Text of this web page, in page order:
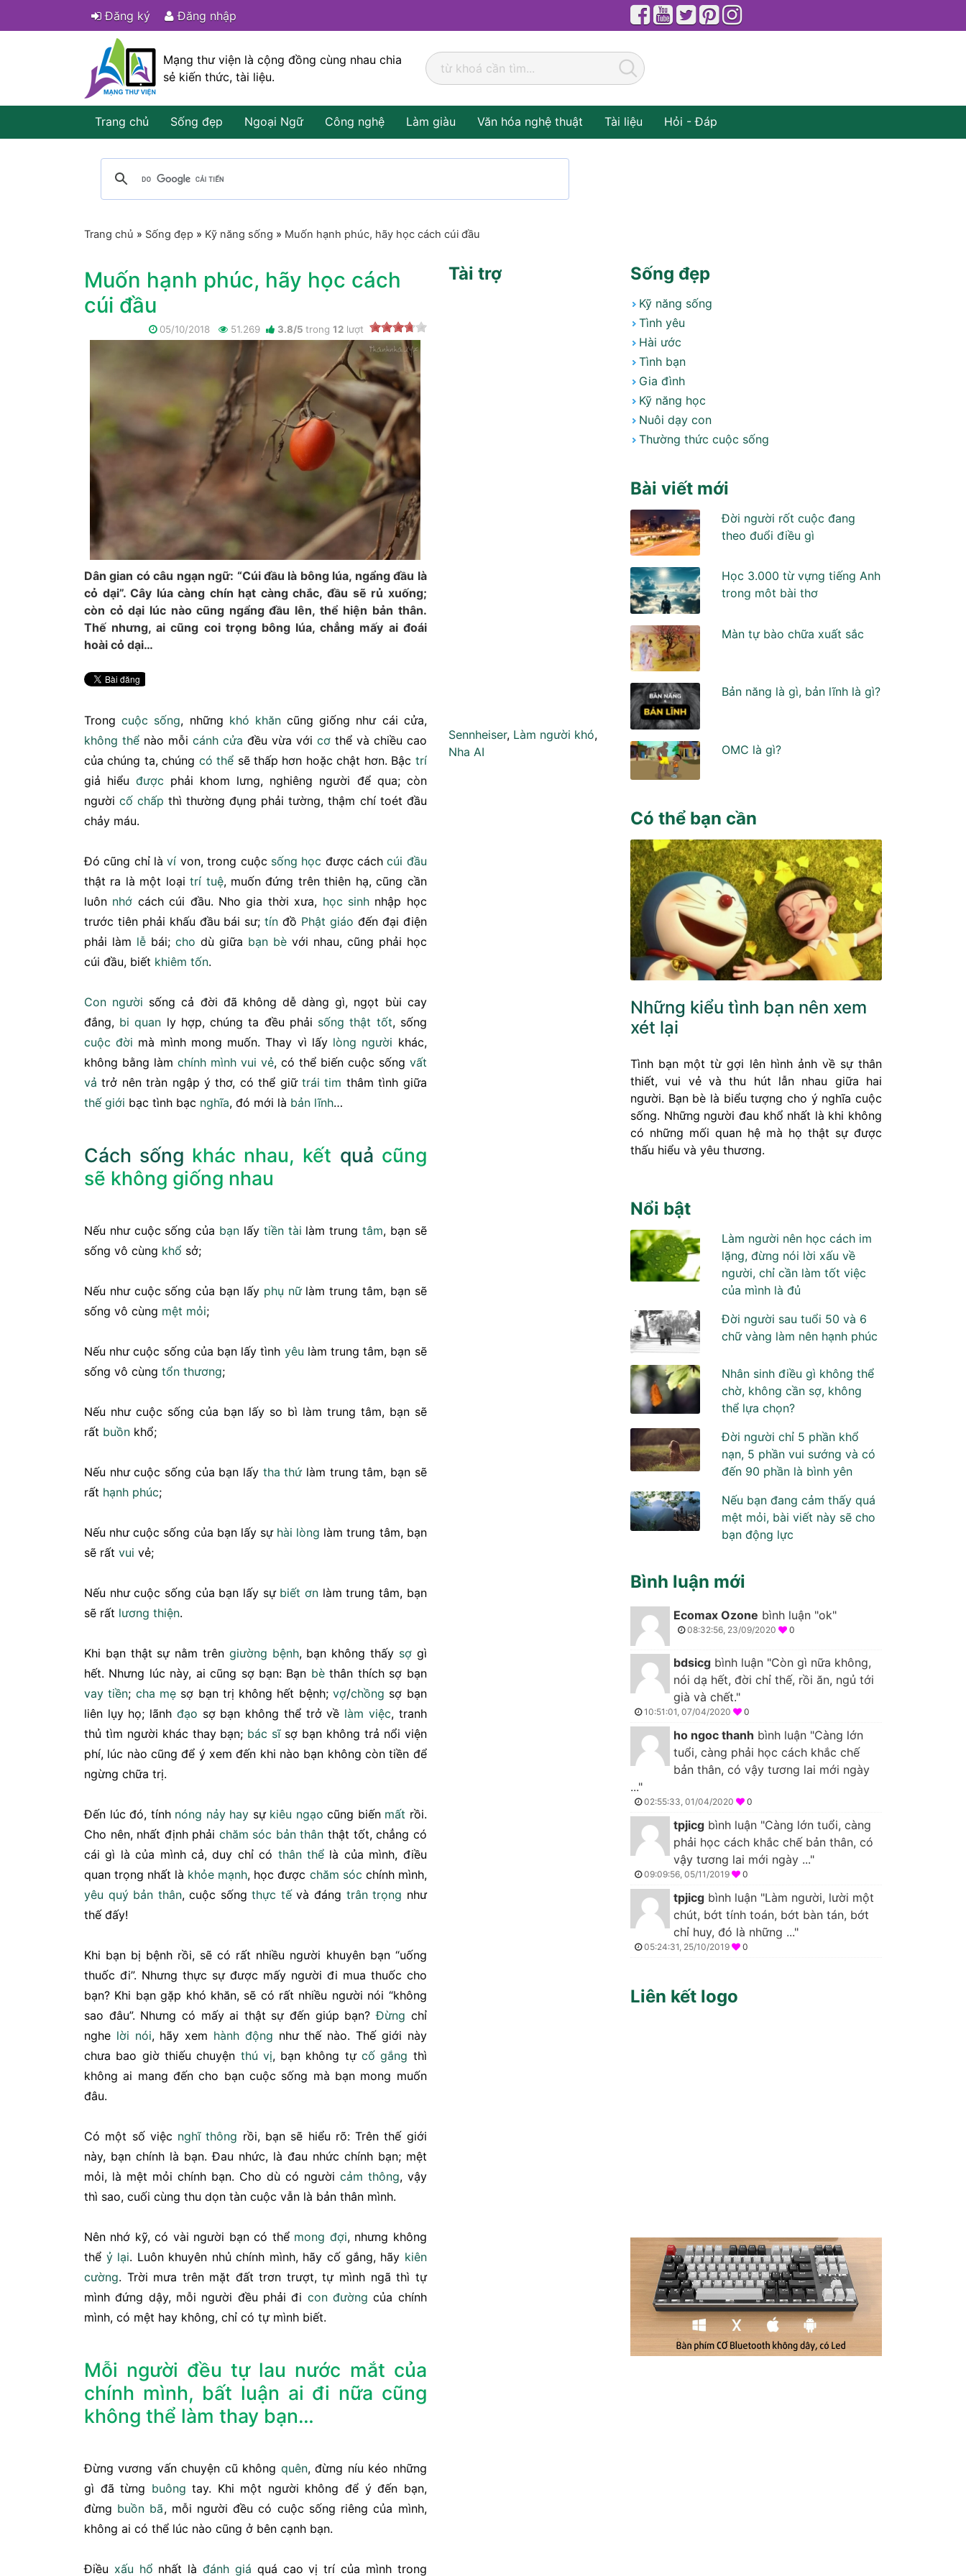
Đăng ký Đăng nhập
Mạng thư viện là cộng đồng cùng nhau chia
sẻ kiến thức, tài liệu.
Trang chủ Sống đẹp Ngoại Ngữ Công nghệ Làm giàu Văn hóa nghệ thuật Tài liệu Hỏi - Đáp
Trang chủ » Sống đẹp » Kỹ năng sống » Muốn hạnh phúc, hãy học cách cúi đầu
Muốn hạnh phúc, hãy học cách
cúi đầu
05/10/2018 51.269 3.8/5 trong 12lượt
Dân gian có câu ngạn ngữ: “Cúi đầu là bông lúa, ngẩng đầu là
cỏ dại”. Cây lúa càng chín hạt càng chắc, đầu sẽ rủ xuống;
còn cỏ dại lúc nào cũng ngẩng đầu lên, thể hiện bản thân.
Thế nhưng, ai cũng coi trọng bông lúa, chẳng mấy ai đoái
hoài cỏ dại…
Trongcuộc sống, những khó khăncũng giống như cái cửa,
không thểnào mỗi cánh cửa đều vừa với cơthể và chiều cao
của chúng ta, chúng có thể sẽ thấp hơn hoặc chật hơn. Bậc trí
giả hiểuđược phải khom lưng, nghiêng người để qua; còn
ngườicố chấp thì thường đụng phải tường, thậm chí toét đầu
chảy máu.
Đó cũng chỉ làví von, trong cuộc sống học được cáchcúi đầu
thật ra là một loạitrí tuệ, muốn đứng trên thiên hạ, cũng cần
luôn nhớ cách cúi đầu. Nho gia thời xưa, học sinhnhập học
trước tiên phải khấu đầu bái sư;tín đồ Phật giáo đến đại điện
phải làm lễbái; cho dù giữa bạn bèvới nhau, cũng phải học
cúi đầu, biết khiêm tốn.
Con người sống cả đời đã không dễ dàng gì, ngọt bùi cay
đắng, bi quan ly hợp, chúng ta đều phải sống thật tốt, sống
cuộc đời mà mình mong muốn. Thay vì lấy lòng người khác,
không bằng làm chính mình vui vẻ, có thể biến cuộc sống vất
vả trở nên tràn ngập ý thơ, có thể giữtrái tim thâm tình giữa
thế giới bạc tình bạc nghĩa, đó mới là bản lĩnh…
Cách sống khác nhau, kết quả cũng
sẽ không giống nhau
Nếu như cuộc sống của bạn lấy tiền tài làm trungtâm, bạn sẽ
sống vô cùng khổ sở;
Nếu như cuộc sống của bạn lấy phụ nữlàm trung tâm, bạn sẽ
sống vô cùng mệt mỏi;
Nếu như cuộc sống của bạn lấy tình yêu làm trung tâm, bạn sẽ
sống vô cùng tổn thương;
Nếu như cuộc sống của bạn lấy so bì làm trung tâm, bạn sẽ
rất buồn khổ;
Nếu như cuộc sống của bạn lấy tha thứlàm trung tâm, bạn sẽ
rất hạnh phúc;
Nếu như cuộc sống của bạn lấy sự hài lòng làm trung tâm, bạn
sẽ rất vui vẻ;
Nếu như cuộc sống của bạn lấy sự biết ơn làm trung tâm, bạn
sẽ rất lương thiện.
Khi bạn thật sự nằm trên giường bệnh, bạn không thấy sợgì
hết. Nhưng lúc này, ai cũng sợ bạn: Bạn bèthân thích sợ bạn
vay tiền; cha mẹsợ bạn trị không hết bệnh;vợ/chồng sợ bạn
liên lụy họ; lãnh đạo sợ bạn không thể trở về làm việc, tranh
thủ tìm người khác thay bạn; bác sĩsợ bạn không trả nổi viện
phí, lúc nào cũng để ý xem đến khi nào bạn không còn tiền để
ngừng chữa trị.
Đến lúc đó, tính nóng nảy hay sự kiêu ngạo cũng biến mất rồi.
Cho nên, nhất định phải chăm sóc bản thân thật tốt, chẳng có
cái gì là của mình cả, duy chỉ có thân thể là của mình, điều
quan trọng nhất là khỏe mạnh, học được chăm sóc chính mình,
yêu quý bản thân, cuộc sốngthực tếvà đáng trân trọng như
thế đấy!
Khi bạn bị bệnh rồi, sẽ có rất nhiều người khuyên bạn “uống
thuốc đi”. Nhưng thực sự được mấy người đi mua thuốc cho
bạn? Khi bạn gặp khó khăn, sẽ có rất nhiều người nói “không
sao đâu”. Nhưng có mấy ai thật sự đến giúp bạn?Đừng chỉ
nghe lời nói, hãy xem hành động như thế nào. Thế giới này
chưa bao giờ thiếu chuyện thú vị, bạn không tựcố gắng thì
không ai mang đến cho bạn cuộc sống mà bạn mong muốn
đâu.
Có một số việc nghĩ thông rồi, bạn sẽ hiểu rõ: Trên thế giới
này, bạn chính là bạn. Đau nhức, là đau nhức chính bạn; mệt
mỏi, là mệt mỏi chính bạn. Cho dù có người cảm thông, vậy
thì sao, cuối cùng thu dọn tàn cuộc vẫn là bản thân mình.
Nên nhớ kỹ, có vài người bạn có thể mong đợi, nhưng không
thể ỷ lại. Luôn khuyên nhủ chính mình, hãy cố gắng, hãy kiên
cường. Trời mưa trên mặt đất trơn trượt, tự mình ngã thì tự
mình đứng dậy, mỗi người đều phải đi con đường của chính
mình, có mệt hay không, chỉ có tự mình biết.
Mỗi người đều tự lau nước mắt của
chính mình, bất luận ai đi nữa cũng
không thể làm thay bạn…
Đừng vương vấn chuyện cũ không quên, đừng níu kéo những
gì đã từng buông tay. Khi một người không để ý đến bạn,
đừng buồn bã, mỗi người đều có cuộc sống riêng của mình,
không ai có thể lúc nào cũng ở bên cạnh bạn.
Điều xấu hổ nhất làđánh giá quá cao vị trí của mình trong
Tài trợ
Sennheiser, Làm người khó,
Nha AI
Sống đẹp
Kỹ năng sống
Tình yêu
Hài ước
Tình bạn
Gia đình
Kỹ năng học
Nuôi dạy con
Thường thức cuộc sống
Bài viết mới
Đời người rốt cuộc đang
theo đuổi điều gì
Học 3.000 từ vựng tiếng Anh
trong môt bài thơ
Màn tự bào chữa xuất sắc
Bản năng là gì, bản lĩnh là gì?
OMC là gì?
Có thể bạn cần
Những kiểu tình bạn nên xem
xét lại
Tình bạn một từ gợi lên hình ảnh về sự thân
thiết, vui vẻ và thu hút lẫn nhau giữa hai
người. Bạn bè là biểu tượng cho ý nghĩa cuộc
sống. Những người đau khổ nhất là khi không
có những mối quan hệ mà họ thật sự được
thấu hiểu và yêu thương.
Nổi bật
Làm người nên học cách im
lặng, đừng nói lời xấu về
người, chỉ cần làm tốt việc
của mình là đủ
Đời người sau tuổi 50 và 6
chữ vàng làm nên hạnh phúc
Nhân sinh điều gì không thể
chờ, không cần sợ, không
thể lựa chọn?
Đời người chỉ 5 phần khổ
nạn, 5 phần vui sướng và có
đến 90 phần là bình yên
Nếu bạn đang cảm thấy quá
mệt mỏi, bài viết này sẽ cho
bạn động lực
Bình luận mới
Ecomax Ozone bình luận "ok"
08:32:56, 23/09/2020 0
bdsicg bình luận "Còn gì nữa không,
nói dạ hết, đời chỉ thế, rồi ăn, ngủ tới
già và chết."
10:51:01, 07/04/2020 0
ho ngoc thanh bình luận "Càng lớn
tuổi, càng phải học cách khắc chế
bản thân, có vậy tương lai mới ngày
..."
02:55:33, 01/04/2020 0
tpjicg bình luận "Càng lớn tuổi, càng
phải học cách khắc chế bản thân, có
vậy tương lai mới ngày ..."
09:09:56, 05/11/2019 0
tpjicg bình luận "Làm người, lười một
chút, bớt tính toán, bớt bàn tán, bớt
chỉ huy, đó là những ..."
05:24:31, 25/10/2019 0
Liên kết logo